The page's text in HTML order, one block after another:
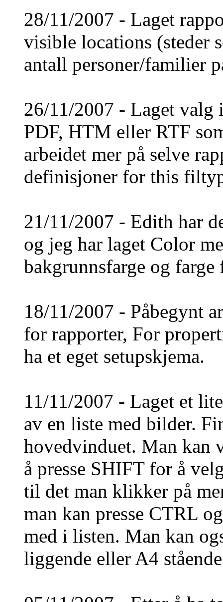
28/11/2007 - Laget
visible locations (steder
antall personer/familier
26/11/2007 - Laget valg
PDF, HTM eller RTF
arbeidet mer på selve
definisjoner for this
21/11/2007 - Edith har
og jeg har laget Color
bakgrunnsfarge og farge
18/11/2007 - Påbegynt
for rapporter, For
ha et eget setupskjema.
11/11/2007 - Laget et
av en liste med bilder.
hovedvinduet. Man kan
å presse SHIFT for å
til det man klikker på
man kan presse CTRL
med i listen. Man kan
liggende eller A4